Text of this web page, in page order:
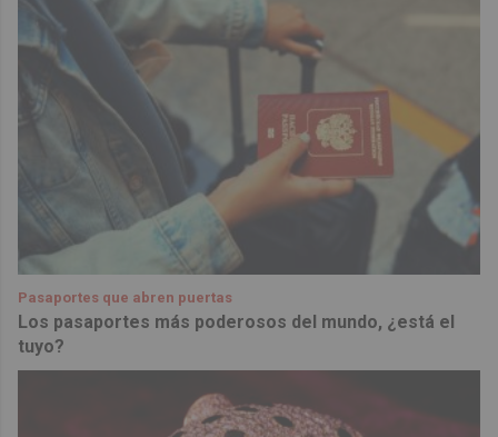
Pasaportes que abren puertas
Los pasaportes más poderosos del mundo, ¿está el
tuyo?